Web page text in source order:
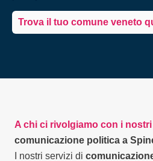
Trova il tuo comune veneto
A chi ci rivolgiamo con i
comunicazione politica a
I nostri servizi di